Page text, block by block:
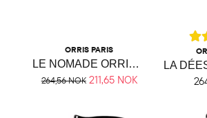
ORRIS PARIS
LE NOMADE ORRIS FAST TVÅL
264,56 NOK 211,65 NOK